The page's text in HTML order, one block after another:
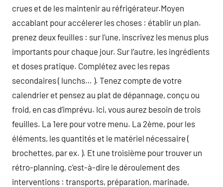
crues et de les maintenir au réfrigérateur.Moyen
accablant pour accélerer les choses : établir un plan.
prenez deux feuilles : sur l’une, inscrivez les menus plus
importants pour chaque jour. Sur l’autre, les ingrédients
et doses pratique. Complétez avec les repas
secondaires ( lunchs… ). Tenez compte de votre
calendrier et pensez au plat de dépannage, conçu ou
froid, en cas d’imprévu. Ici, vous aurez besoin de trois
feuilles. La 1ere pour votre menu. La 2ème, pour les
éléments, les quantités et le matériel nécessaire (
brochettes, par ex. ). Et une troisième pour trouver un
rétro-planning, c’est-à-dire le déroulement des
interventions : transports, préparation, marinade,